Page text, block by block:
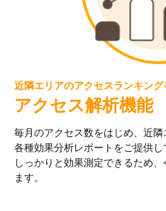
近隣エリアのアクセスランキング
アクセス解析機能
毎月のアクセス数をはじめ、近
各種効果分析レポートをご提供し
しっかりと効果測定できるため
ます。